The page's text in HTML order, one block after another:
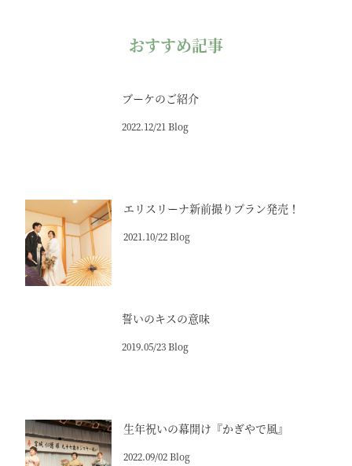
おすすめ記事
ブーケのご紹介
2022.12/21 Blog
エリスリーナ新前撮りプラン発売！
2021.10/22 Blog
誓いのキスの意味
2019.05/23 Blog
生年祝いの幕開け『かぎやで風』
2022.09/02 Blog